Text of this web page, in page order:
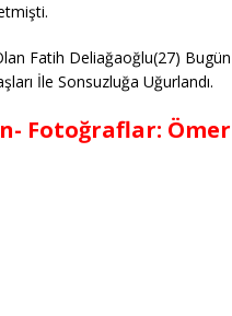
Fatih Deliağaoğlu(27)
İle Sonsuzluğa Uğurlandı.
Fotoğraflar: